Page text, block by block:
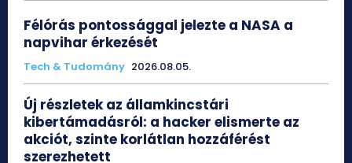
Félórás pontossággal jelezte a NASA a
napvihar érkezését
Tech & Tudomány 2026.08.05.
Új részletek az államkincstári
kibertámadásról: a hacker elismerte az
akciót, szinte korlátlan hozzáférést
szerezhetett